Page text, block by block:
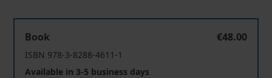
Book
€48.00
ISBN 978-3-8288-4611-1
Available in 3-5 business days